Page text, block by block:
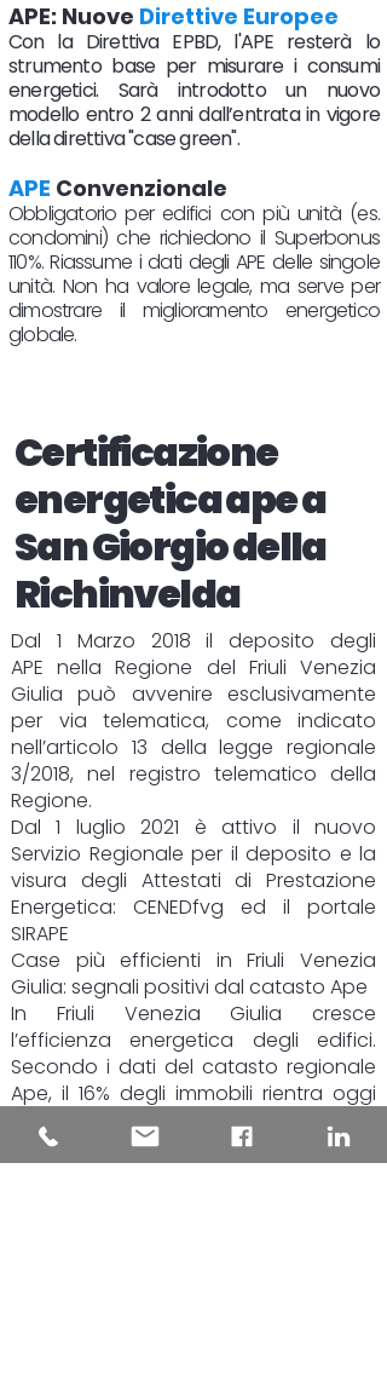
APE: Nuove Direttive Europee
Con la Direttiva EPBD, l'APE resterà lo
strumento base per misurare i consumi
energetici. Sarà introdotto un nuovo
modello entro 2 anni dall’entrata in vigore
della direttiva "case green".
APE Convenzionale
Obbligatorio per edifici con più unità (es.
condomini) che richiedono il Superbonus
110%. Riassume i dati degli APE delle singole
unità. Non ha valore legale, ma serve per
dimostrare il miglioramento energetico
globale.
Certificazione
energetica ape a
San Giorgio della
Richinvelda
Dal 1 Marzo 2018 il deposito degli
APE nella Regione del Friuli Venezia
Giulia può avvenire esclusivamente
per via telematica, come indicato
nell’articolo 13 della legge regionale
3/2018, nel registro telematico della
Regione.
Dal 1 luglio 2021 è attivo il nuovo
Servizio Regionale per il deposito e la
visura degli Attestati di Prestazione
Energetica: CENEDfvg ed il portale
SIRAPE
Case più efficienti in Friuli Venezia
Giulia: segnali positivi dal catasto Ape
In Friuli Venezia Giulia cresce
l’efficienza energetica degli edifici.
Secondo i dati del catasto regionale
Ape, il 16% degli immobili rientra oggi
nelle classi energetiche più virtuose
(da A4 a B), il 39% si colloca nelle fasce